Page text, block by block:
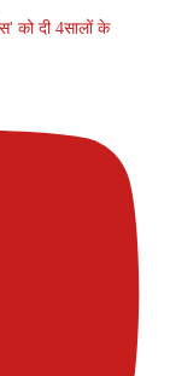
को दी 4सालों के